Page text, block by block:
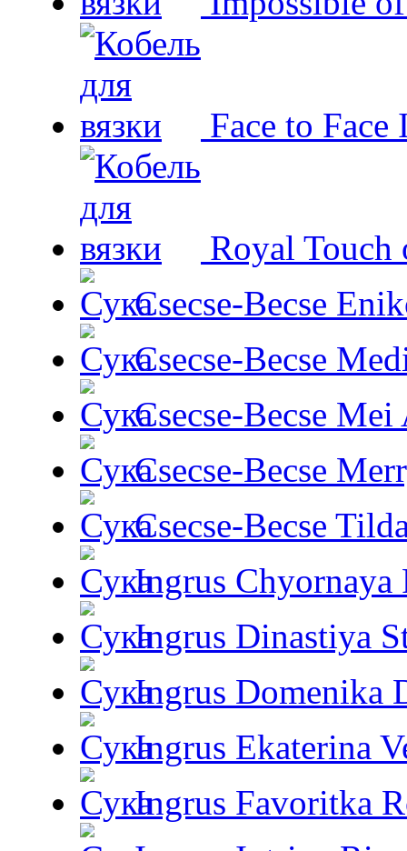
Face to
Royal Touch
Csecse-Becse
Csecse-Becse
Csecse-Becse Mei
Csecse-Becse
Csecse-Becse
Ingrus Chyornaya
Ingrus Dinastiya
Ingrus Domenika
Ingrus Ekaterina
Ingrus Favoritka